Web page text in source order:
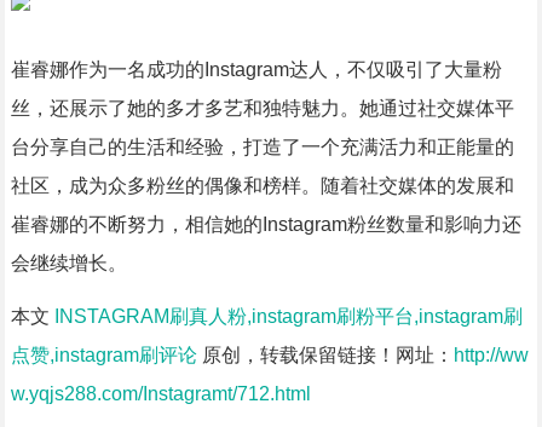
崔睿娜作为一名成功的Instagram达人，不仅吸引了大量粉
丝，还展示了她的多才多艺和独特魅力。她通过社交媒体平
台分享自己的生活和经验，打造了一个充满活力和正能量的
社区，成为众多粉丝的偶像和榜样。随着社交媒体的发展和
崔睿娜的不断努力，相信她的Instagram粉丝数量和影响力还
会继续增长。
本文
INSTAGRAM刷真人粉,instagram刷粉平台,instagram刷
点赞,instagram刷评论原创，转载保留链接！网址： http://ww
w.yqjs288.com/Instagramt/712.html